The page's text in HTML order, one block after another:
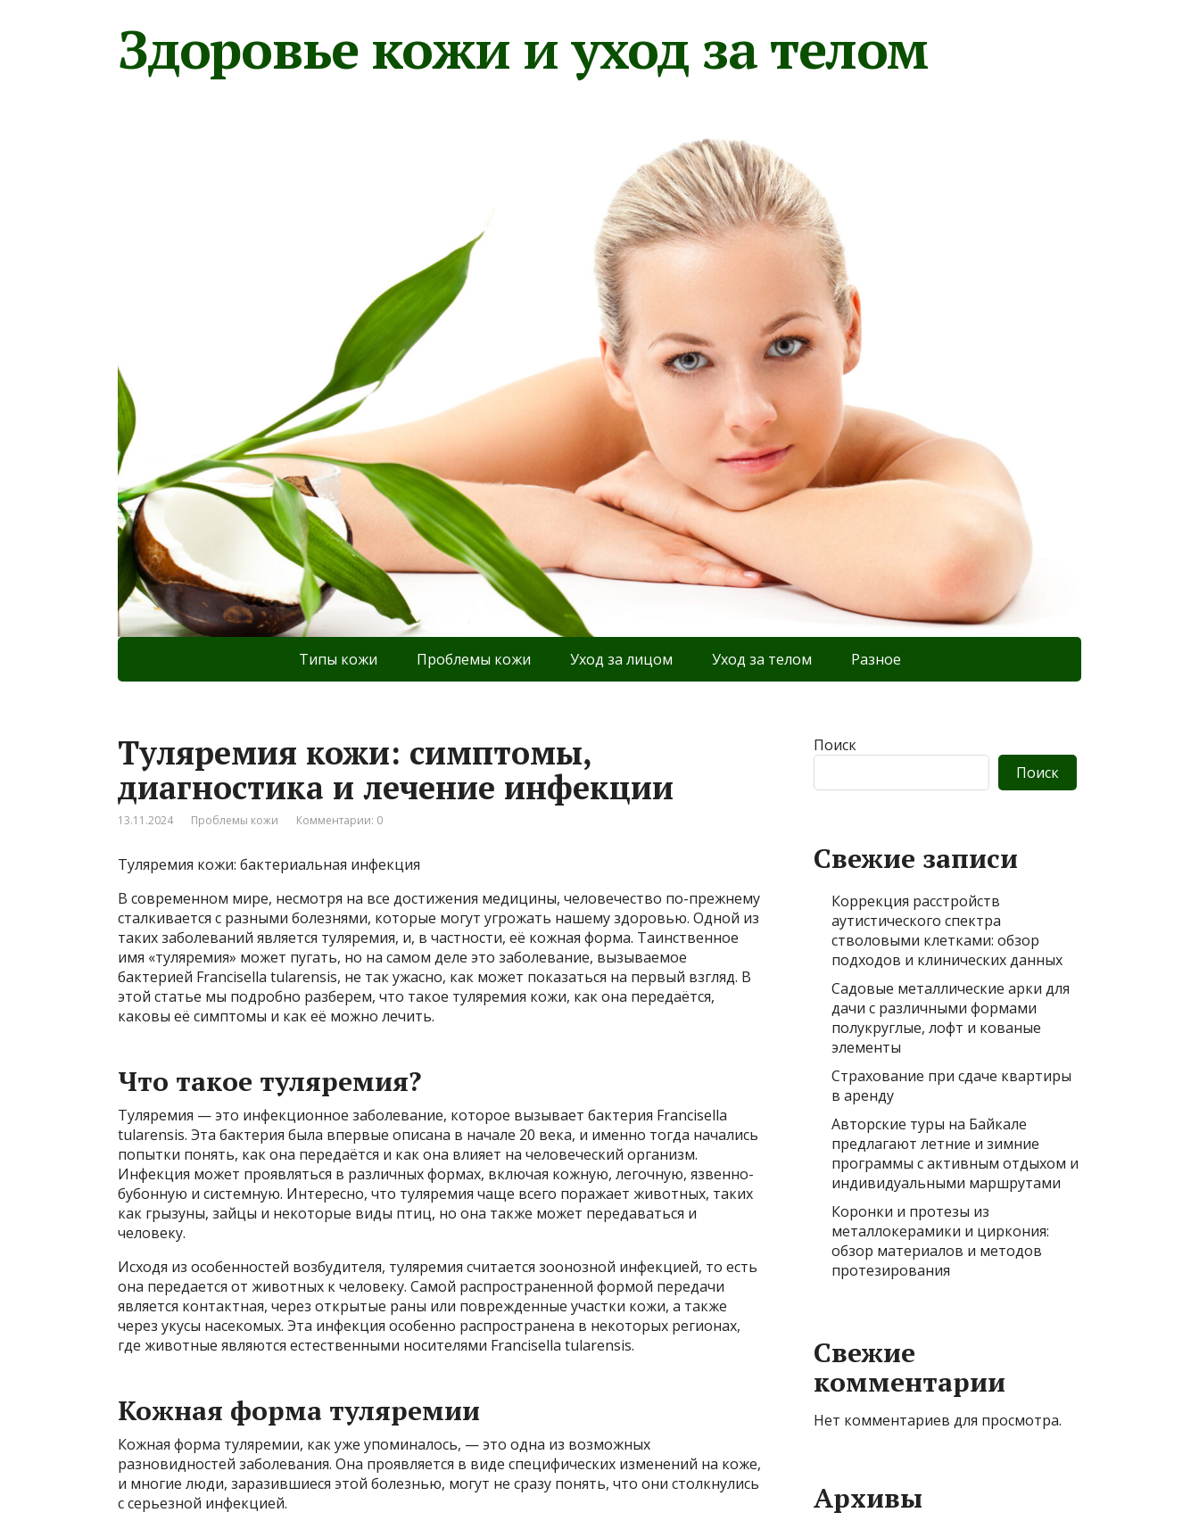
Здоровье кожи и уход за телом
Типы кожи Проблемы кожи Уход за лицом Уход за телом Разное
Туляремия кожи: симптомы,
диагностика и лечение инфекции
13.11.2024 Проблемы кожи Комментарии: 0
Туляремия кожи: бактериальная инфекция
В современном мире, несмотря на все достижения медицины, человечество по-прежнему
сталкивается с разными болезнями, которые могут угрожать нашему здоровью. Одной из
таких заболеваний является туляремия, и, в частности, её кожная форма. Таинственное
имя «туляремия» может пугать, но на самом деле это заболевание, вызываемое
бактерией Francisella tularensis, не так ужасно, как может показаться на первый взгляд. В
этой статье мы подробно разберем, что такое туляремия кожи, как она передаётся,
каковы её симптомы и как её можно лечить.
Что такое туляремия?
Туляремия — это инфекционное заболевание, которое вызывает бактерия Francisella
tularensis. Эта бактерия была впервые описана в начале 20 века, и именно тогда начались
попытки понять, как она передаётся и как она влияет на человеческий организм.
Инфекция может проявляться в различных формах, включая кожную, легочную, язвенно-
бубонную и системную. Интересно, что туляремия чаще всего поражает животных, таких
как грызуны, зайцы и некоторые виды птиц, но она также может передаваться и
человеку.
Исходя из особенностей возбудителя, туляремия считается зоонозной инфекцией, то есть
она передается от животных к человеку. Самой распространенной формой передачи
является контактная, через открытые раны или поврежденные участки кожи, а также
через укусы насекомых. Эта инфекция особенно распространена в некоторых регионах,
где животные являются естественными носителями Francisella tularensis.
Кожная форма туляремии
Кожная форма туляремии, как уже упоминалось, — это одна из возможных
разновидностей заболевания. Она проявляется в виде специфических изменений на коже,
и многие люди, заразившиеся этой болезнью, могут не сразу понять, что они столкнулись
с серьезной инфекцией.
Поиск
Поиск
Свежие записи
Коррекция расстройств
аутистического спектра
стволовыми клетками: обзор
подходов и клинических данных
Садовые металлические арки для
дачи с различными формами
полукруглые, лофт и кованые
элементы
Страхование при сдаче квартиры
в аренду
Авторские туры на Байкале
предлагают летние и зимние
программы с активным отдыхом и
индивидуальными маршрутами
Коронки и протезы из
металлокерамики и циркония:
обзор материалов и методов
протезирования
Свежие
комментарии
Нет комментариев для просмотра.
Архивы